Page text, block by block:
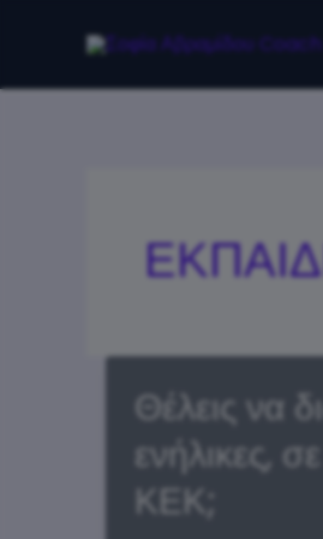
Θέλεις να
ενήλικες,
ΚΕΚ;